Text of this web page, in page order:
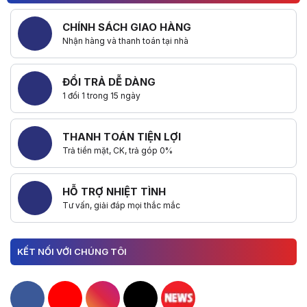
CHÍNH SÁCH GIAO HÀNG
Nhận hàng và thanh toán tại nhà
ĐỔI TRẢ DỄ DÀNG
1 đổi 1 trong 15 ngày
THANH TOÁN TIỆN LỢI
Trả tiền mặt, CK, trả góp 0%
HỖ TRỢ NHIỆT TÌNH
Tư vấn, giải đáp mọi thắc mắc
KẾT NỐI VỚI CHÚNG TÔI